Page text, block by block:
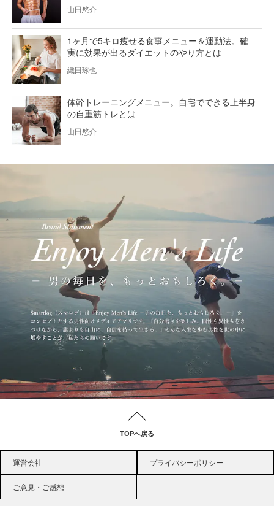
山田悠介
1ヶ月で5キロ痩せる食事メニュー＆運動法。確
実に効果が出るダイエットのやり方とは
織田琢也
体幹トレーニングメニュー。自宅でできる上半身
の自重筋トレとは
山田悠介
TOPへ戻る
運営会社 プライバシーポリシー
ご意見・ご感想